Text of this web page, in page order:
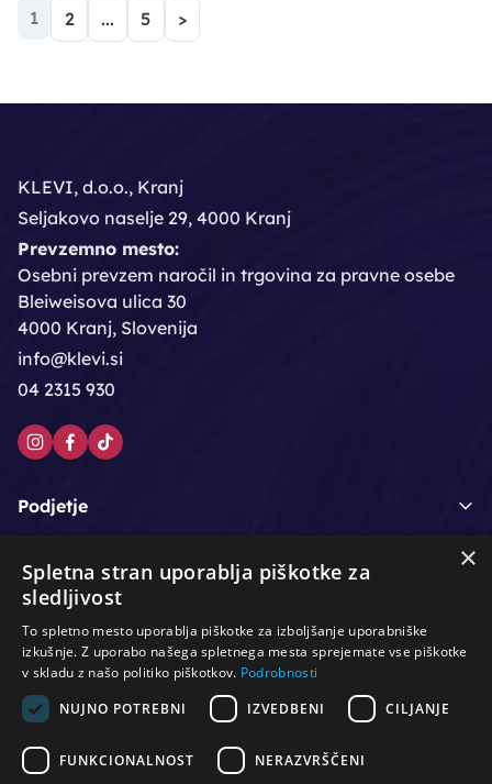
1 (trenutna)
2 ... 5 >
KLEVI, d.o.o., Kranj
Seljakovo naselje 29, 4000 Kranj
Prevzemno mesto:
Osebni prevzem naročil in trgovina za pravne osebe
Bleiweisova ulica 30
4000 Kranj, Slovenija
info@klevi.si
04 2315 930
Podjetje
Moj račun
Podpora strankam
Lasje & nega las / Roke & nohti / Orodje - kozmetično /
Oprema za salone / Čistoča & zaščita / Ostalo
×
Spletna stran uporablja piškotke za
sledljivost
To spletno mesto uporablja piškotke za izboljšanje uporabniške
izkušnje. Z uporabo našega spletnega mesta sprejemate vse piškotke
v skladu z našo politiko piškotkov. Podrobnosti
NUJNO POTREBNI
IZVEDBENI CILJANJE
FUNKCIONALNOST NERAZVRŠČENI